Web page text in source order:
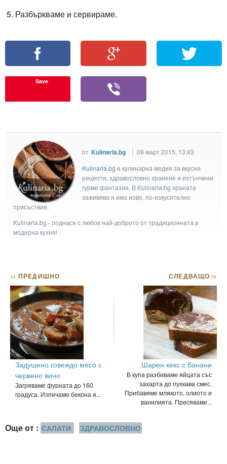
Разбъркваме и сервираме.
Save
от Kulinaria.bg
09 март 2015, 13:43
Kulinaria.bg e кулинарна медия за вкусни
рецепти, здравословно хранене и изтънчени
гурме фантазии. В Kulinaria.bg храната
заживява и има ново, по-изкусително
присъствие.
Kulinaria.bg - поднася с любов най-доброто от традиционната и
модерна кухня!
<< ПРЕДИШНО
Задушено говеждо месо с
червено вино
Загряваме фурната до 160
градуса. Изпичаме бекона и...
СЛЕДВАЩО>>
Шарен кекс с банани
В купа разбиваме яйцата със
захарта до пухкава смес.
Прибавяме млякото, олиото и
ванилията. Пресяваме...
Още от : САЛАТИ ЗДРАВОСЛОВНО